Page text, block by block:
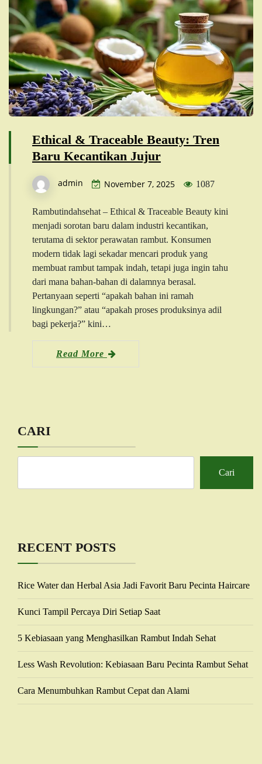
Ethical & Traceable Beauty: Tren
Baru Kecantikan Jujur
admin November 7, 2025 1087
Rambutindahsehat – Ethical & Traceable Beauty kini
menjadi sorotan baru dalam industri kecantikan,
terutama di sektor perawatan rambut. Konsumen
modern tidak lagi sekadar mencari produk yang
membuat rambut tampak indah, tetapi juga ingin tahu
dari mana bahan-bahan di dalamnya berasal.
Pertanyaan seperti “apakah bahan ini ramah
lingkungan?” atau “apakah proses produksinya adil
bagi pekerja?” kini…
Read More
CARI
Cari
RECENT POSTS
Rice Water dan Herbal Asia Jadi Favorit Baru Pecinta Haircare
Kunci Tampil Percaya Diri Setiap Saat
5 Kebiasaan yang Menghasilkan Rambut Indah Sehat
Less Wash Revolution: Kebiasaan Baru Pecinta Rambut Sehat
Cara Menumbuhkan Rambut Cepat dan Alami